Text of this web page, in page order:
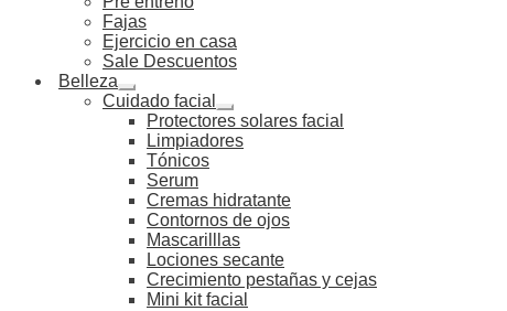
Fajas
Ejercicio en casa
Sale Descuentos
Belleza
Cuidado facial
Protectores solares facial
Limpiadores
Tónicos
Serum
Cremas hidratante
Contornos de ojos
Mascarilllas
Lociones secante
Crecimiento pestañas y cejas
Mini kit facial